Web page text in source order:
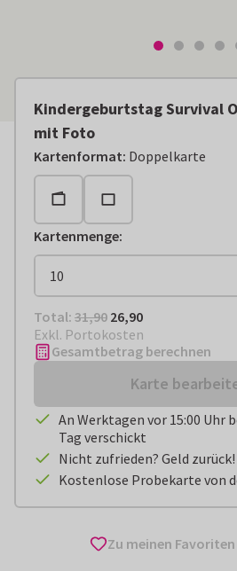
Kindergeburtstag Survival
mit Foto
Kartenformat: Doppelkarte
Kartenmenge:
Total: € 26,90
Total: 31,90 26,90
Exkl. Portokosten
Gesamtbetrag berechnen
Karte
An Werktagen vor 15:00 Uhr
Tag verschickt
Nicht zufrieden? Geld zurück!
Kostenlose Probekarte von
Zu meinen